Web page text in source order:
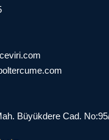
Büyükdere Cad.